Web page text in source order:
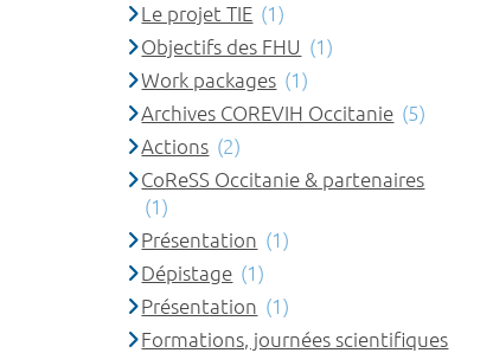
Le projet TIE (1)
Objectifs des FHU (1)
Work packages (1)
Archives COREVIH Occitanie (5)
Actions (2)
CoReSS Occitanie & partenaires
(1)
Présentation (1)
Dépistage (1)
Présentation (1)
Formations, journées scientifiques